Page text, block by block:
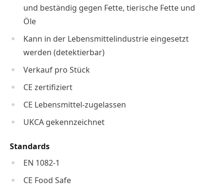
und beständig gegen Fette, tierische Fette und
Öle
Kann in der Lebensmittelindustrie eingesetzt
werden (detektierbar)
Verkauf pro Stück
CE zertifiziert
CE Lebensmittel-zugelassen
UKCA gekennzeichnet
Standards
EN 1082-1
CE Food Safe